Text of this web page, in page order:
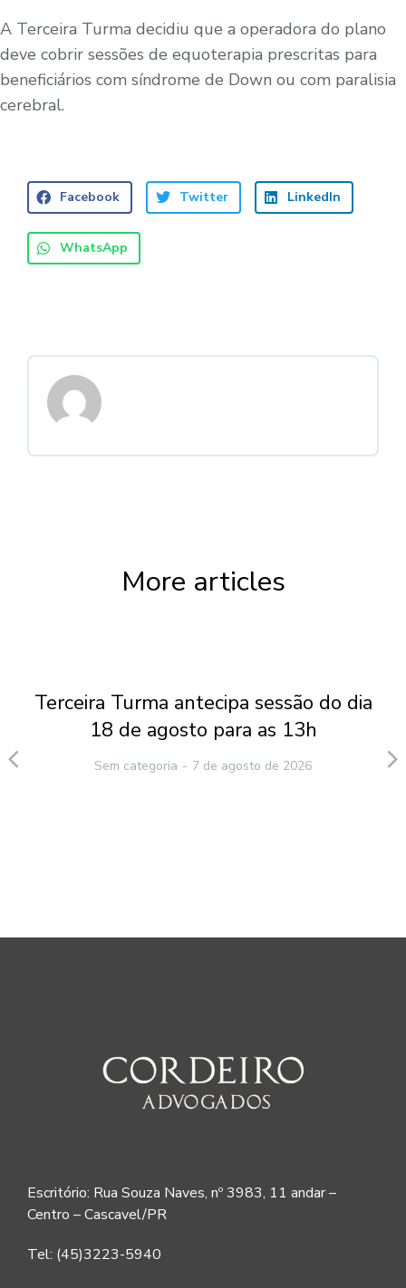
A Terceira Turma decidiu que a operadora do plano
deve cobrir sessões de equoterapia prescritas para
beneficiários com síndrome de Down ou com paralisia
cerebral.
Facebook Twitter LinkedIn
WhatsApp
More articles
Terceira Turma antecipa sessão do dia
18 de agosto para as 13h
Sem categoria 7 de agosto de 2026
Escritório: Rua Souza Naves, nº 3983, 11 andar –
Centro – Cascavel/PR
Tel: (45)3223-5940